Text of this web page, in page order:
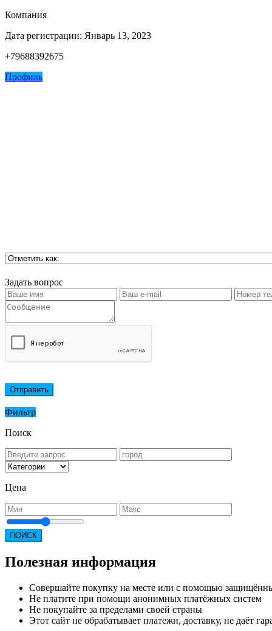
Компания
Дата регистрации: Январь 13, 2023
+79688392675
Профиль
Задать вопрос
Отправить
Фильтр
Поиск
Цена
ПОИСК
Полезная информация
Совершайте покупку на месте или с помощью
Не платите при помощи анонимных платёжных систем
Не покупайте за пределами своей страны
Этот сайт не обрабатывает платежи, доставку, не даёт